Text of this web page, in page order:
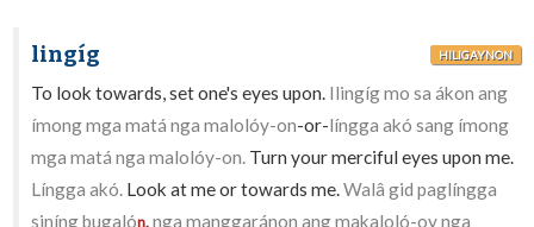
lingíg HILIGAYNON
To look towards, set one's eyes upon. Ilingíg mo sa ákon ang
ímong mga matá nga malolóy-on-or-língga akó sang ímong
mga matá nga malolóy-on. Turn your merciful eyes upon me.
Língga akó. Look at me or towards me.Walâ gid paglíngga
siníng bugalón.nga manggaránon ang makaloló-oy nga